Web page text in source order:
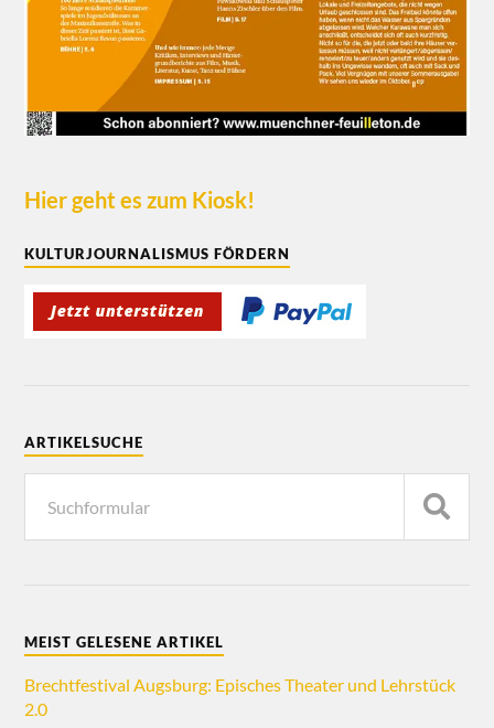
Hier geht es zum Kiosk!
KULTURJOURNALISMUS FÖRDERN
ARTIKELSUCHE
MEIST GELESENE ARTIKEL
Brechtfestival Augsburg: Episches Theater und Lehrstück
2.0